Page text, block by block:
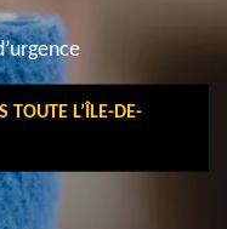
TOUTE L’ÎLE-DE-